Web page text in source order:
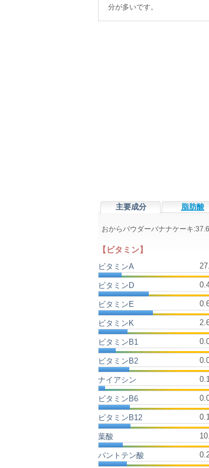
分が多いです。
主要成分 脂肪酸
おからパウダーバナナケーキ
【ビタミン】
ビタミンA
ビタミンD
ビタミンE
ビタミンK
ビタミンB1
ビタミンB2
ナイアシン
ビタミンB6
ビタミンB12
葉酸
パントテン酸